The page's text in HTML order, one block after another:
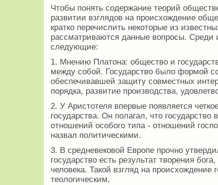
Чтобы понять содержание теорий
развитии взглядов на происхождение
кратко перечислить некоторые из
рассматриваются данные вопросы. Среди
следующие:
1. Мнению Платона: общество и
между собой. Государство было формой
обеспечивавшей защиту совместных
порядка, развитие производства,
2. У Аристотеля впервые появляется
государства. Он полагал, что
отношений особого типа - отношений
назвал политическими.
3. В средневековой Европе прочно
государство есть результат творения
человека. Такой взгляд на происхождение
теологическим,